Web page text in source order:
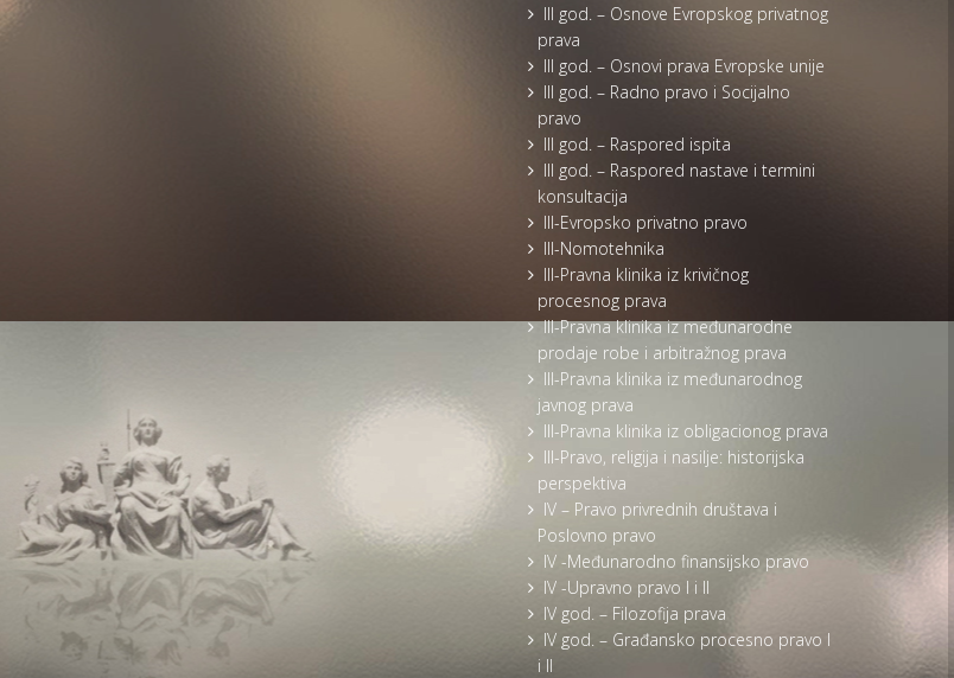
III god. – Osnove Evropskog privatnog
prava
III god. – Osnovi prava Evropske unije
III god. – Radno pravo i Socijalno
pravo
III god. – Raspored ispita
III god. – Raspored nastave i termini
konsultacija
III-Evropsko privatno pravo
III-Nomotehnika
III-Pravna klinika iz krivičnog
procesnog prava
III-Pravna klinika iz međunarodne
prodaje robe i arbitražnog prava
III-Pravna klinika iz međunarodnog
javnog prava
III-Pravna klinika iz obligacionog prava
III-Pravo, religija i nasilje: historijska
perspektiva
IV – Pravo privrednih društava i
Poslovno pravo
IV -Međunarodno finansijsko pravo
IV -Upravno pravo I i II
IV god. – Filozofija prava
IV god. – Građansko procesno pravo I
i II